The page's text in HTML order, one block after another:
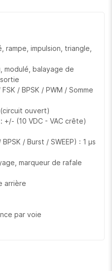
rampe, impulsion, triangle,
modulé, balayage de
/ BPSK / PWM / Somme
(circuit ouvert)
+/- (10 VDC - VAC crête)
/ Burst / SWEEP) : 1 µs
marqueur de rafale
arrière
par voie